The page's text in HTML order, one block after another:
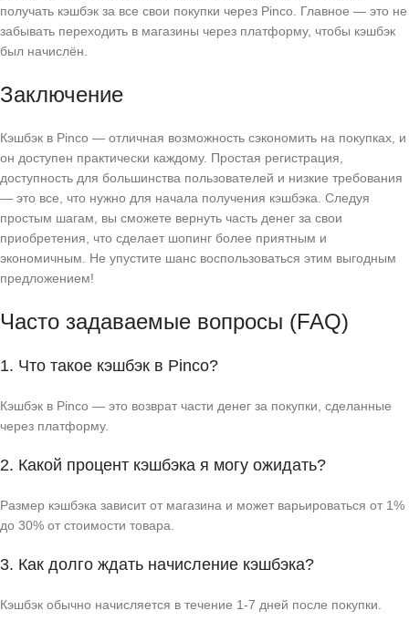
получать кэшбэк за все свои покупки через Pinco. Главное — это не
забывать переходить в магазины через платформу, чтобы кэшбэк
был начислён.
Заключение
Кэшбэк в Pinco — отличная возможность сэкономить на покупках, и
он доступен практически каждому. Простая регистрация,
доступность для большинства пользователей и низкие требования
— это все, что нужно для начала получения кэшбэка. Следуя
простым шагам, вы сможете вернуть часть денег за свои
приобретения, что сделает шопинг более приятным и
экономичным. Не упустите шанс воспользоваться этим выгодным
предложением!
Часто задаваемые вопросы (FAQ)
1. Что такое кэшбэк в Pinco?
Кэшбэк в Pinco — это возврат части денег за покупки, сделанные
через платформу.
2. Какой процент кэшбэка я могу ожидать?
Размер кэшбэка зависит от магазина и может варьироваться от 1%
до 30% от стоимости товара.
3. Как долго ждать начисление кэшбэка?
Кэшбэк обычно начисляется в течение 1-7 дней после покупки.